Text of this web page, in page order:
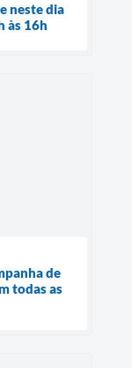
neste dia
às 16h
de
todas as